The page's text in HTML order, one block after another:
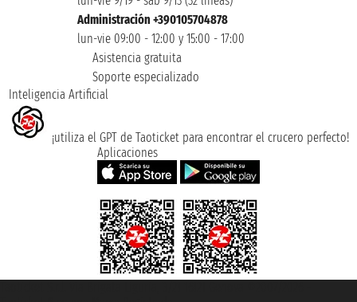
Administración +390105704878
lun-vie 09:00 - 12:00 y 15:00 - 17:00
Asistencia gratuita
Soporte especializado
Inteligencia Artificial
¡utiliza el GPT de Taoticket para encontrar el crucero perfecto!
Aplicaciones